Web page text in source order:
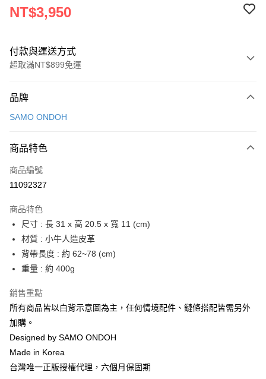
NT$3,950
付款與運送方式
超取滿NT$899免運
信用卡一次付款
6 期 0 利率 每期
合作金庫商業銀行
上海商業儲蓄銀行
臺灣中小企業銀行
匯豐（台灣）商業銀行
華泰商業銀行
聯邦商業銀行
元大商業銀行
玉山商業銀行
台灣樂天信用卡公司
LINE Pay
Apple Pay
街口支付
悠遊付
Google Pay
大哥付你分期
相關說明
【大哥付你分期使用說明】
1.本服務由台灣大哥大提供，台灣大哥大用戶可立即使用無須另外申請。
2.付款方式選擇「大哥付你分期」，訂單成立後會自動跳轉到大哥付的交易
成交易。
AFTEE先享後付
相關說明
【關於「AFTEE先享後付」】
ATM付款
品牌
SAMO ONDOH
商品特色
商品編號
11092327
商品特色
尺寸 : 長 31 x 高 20.5 x 寬 11 (cm)
材質 : 小牛人造皮革
背帶長度 : 約 62~78 (cm)
重量 : 約 400g
銷售重點
所有商品皆以白背示意圖為主，任何情境配件、鏈條搭配皆需另外
加購。
Designed by SAMO ONDOH
Made in Korea
台灣唯一正版授權代理，六個月保固期